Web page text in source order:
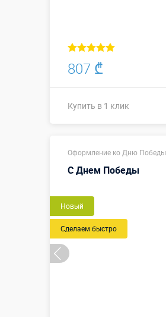
807 ₾
Купить в 1 клик
Оформление ко Дню Победы
С Днем Победы
Новый
Сделаем быстро